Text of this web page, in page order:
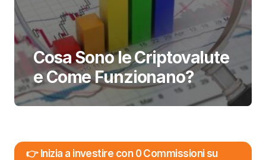
Cosa Sono le Criptovalute
e Come Funzionano?
👉 Inizia a investire con 0 Commissioni su